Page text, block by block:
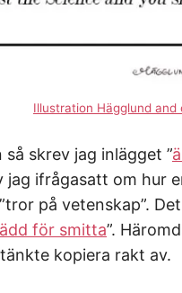
Illustration Hägglund
skrev jag inlägget ”
ifrågasatt om hur
på vetenskap”.
för smitta”.
kopiera rakt av.